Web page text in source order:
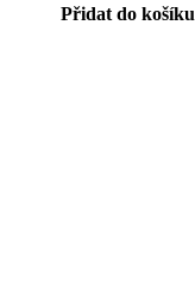
Přidat do košíku